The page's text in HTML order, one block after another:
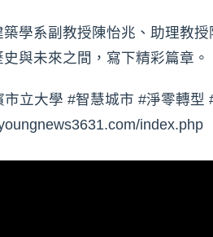
學系副教授陳怡兆、助理教
與未來之間，寫下精彩篇章。
立大學 #智慧城市 #淨零轉型
index.php